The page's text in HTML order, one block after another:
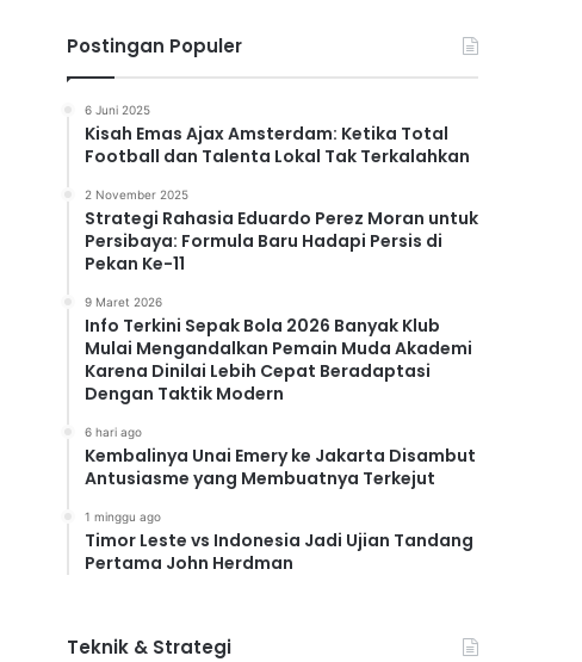
Postingan Populer
6 Juni 2025
Kisah Emas Ajax Amsterdam: Ketika Total
Football dan Talenta Lokal Tak Terkalahkan
2 November 2025
Strategi Rahasia Eduardo Perez Moran untuk
Persibaya: Formula Baru Hadapi Persis di
Pekan Ke-11
9 Maret 2026
Info Terkini Sepak Bola 2026 Banyak Klub
Mulai Mengandalkan Pemain Muda Akademi
Karena Dinilai Lebih Cepat Beradaptasi
Dengan Taktik Modern
6 hari ago
Kembalinya Unai Emery ke Jakarta Disambut
Antusiasme yang Membuatnya Terkejut
1 minggu ago
Timor Leste vs Indonesia Jadi Ujian Tandang
Pertama John Herdman
Teknik & Strategi